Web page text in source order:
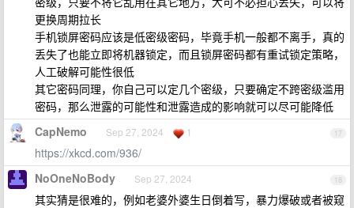
更换周期拉长
手机锁屏密码应该是低密级密码，毕竟手机一般都不离手，真的
丢失了也能立即将机器锁定，而且锁屏密码都有重试锁定策略，
人工破解可能性很低
其它密码同理，你自己可以定几个密级，只要确定不跨密级滥用
密码，那么泄露的可能性和泄露造成的影响就可以尽可能降低
17
CapNemo Sep 27, 2024 1
https://xkcd.com/936/
18
NoOneNoBody Sep 27, 2024
其实猜是很难的，例如老婆外婆生日倒着写，暴力爆破或者被窥